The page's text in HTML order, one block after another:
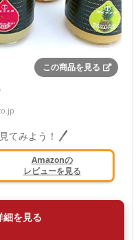
この商品を見る
てみよう！
Amazonの
レビューを見る
細を見る